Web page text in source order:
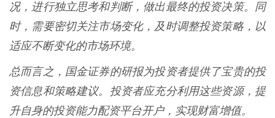
况，进行独立思考和判断，做出最终的投资决策。同
时，需要密切关注市场变化，及时调整投资策略，以
适应不断变化的市场环境。
总而言之，国金证券的研报为投资者提供了宝贵的投
资信息和策略建议。投资者应充分利用这些资源，提
升自身的投资能力配资平台开户，实现财富增值。